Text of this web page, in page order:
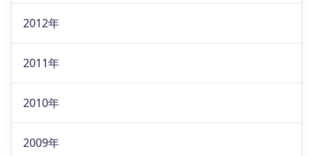
2012年
2011年
2010年
2009年